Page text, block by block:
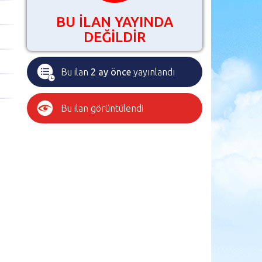
BU İLAN YAYINDA
DEĞİLDİR
Bu ilan 2 ay önce yayınlandı
Bu ilan görüntülendi